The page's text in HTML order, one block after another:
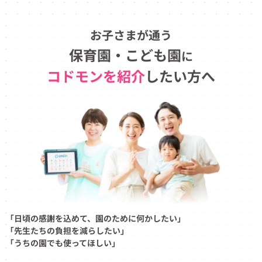
すべての先生が子どもと向き合う時間と心のゆと
りを持てるように、業務省力化や、
保育の質向上につながる環境構築、そして施設の
また、切れ目のない保護者支援の実現に向けて
も、価値を提供していきます。
お子さまが通う
保育園・こども園に
コドモンを紹介したい方へ
お子さまが通う保育園・こども
「日頃の感謝を込めて、園のために何かしたい」
「先生たちの負担を減らしたい」
「うちの園でも使ってほしい」